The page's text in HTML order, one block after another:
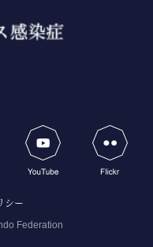
シー
Federation